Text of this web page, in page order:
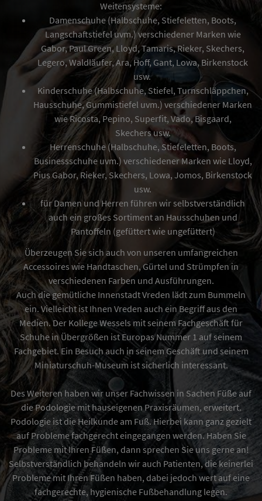
Weitensysteme:
Damenschuhe (Halbschuhe, Stiefeletten, Boots,
Langschaftstiefel uvm.) verschiedener Marken wie
Gabor, Paul Green, Lloyd, Tamaris, Rieker, Skechers,
Legero, Waldläufer, Ara, Hoff, Gant, Lowa, Birkenstock
usw.
Kinderschuhe (Halbschuhe, Stiefel, Turnschläppchen,
Hausschuhe, Gummistiefel uvm.) verschiedener Marken
wie Ricosta, Pepino, Superfit, Vado, Bisgaard,
Skechers usw.
Herrenschuhe (Halbschuhe, Stiefeletten, Boots,
Businessschuhe uvm.) verschiedener Marken wie Lloyd,
Pius Gabor, Rieker, Skechers, Lowa, Jomos, Birkenstock
usw.
für Damen und Herren führen wir selbstverständlich
auch ein großes Sortiment an Hausschuhen und
Pantoffeln (gefüttert wie ungefüttert)
Überzeugen Sie sich auch von unseren umfangreichen
Accessoires wie Handtaschen, Gürtel und Strümpfen in
verschiedenen Farben und Ausführungen.
Auch die gemütliche Innenstadt Vreden lädt zum Bummeln
ein. Vielleicht ist Ihnen Vreden auch ein Begriff aus den
Medien. Der KollegeWessels mit seinem Fachgeschäft für
Schuhe in Übergrößen ist Europas Nummer 1 auf seinem
Fachgebiet. Ein Besuch auch in seinem Geschäft und seinem
Miniaturschuh-Museum ist sicherlich interessant.
Des Weiteren haben wir unser Fachwissen in Sachen Füße auf
die Podologie mit hauseigenen Praxisräumen, erweitert.
Podologie ist die Heilkunde am Fuß. Hierbei kann ganz gezielt
auf Probleme fachgerecht eingegangen werden. Haben Sie
Probleme mit Ihren Füßen, dann sprechen Sie uns gerne an!
Selbstverständlich behandeln wir auch Patienten, die keinerlei
Probleme mit Ihren Füßen haben, dabei jedoch wert auf eine
fachgerechte, hygienische Fußbehandlung legen.